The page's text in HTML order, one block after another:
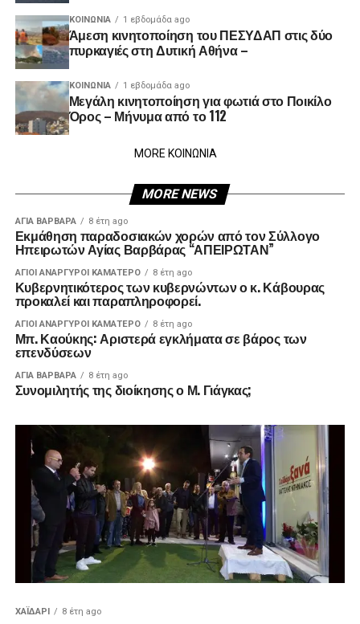
ΚΟΙΝΩΝΊΑ 1 εβδομάδα ago
Άμεση κινητοποίηση του ΠΕΣΥΔΑΠ στις δύο
πυρκαγιές στη Δυτική Αθήνα –
ΚΟΙΝΩΝΊΑ 1 εβδομάδα ago
Μεγάλη κινητοποίηση για φωτιά στο Ποικίλο
Όρος – Μήνυμα από το 112
MORE ΚΟΙΝΩΝΙΑ
MORE NEWS
ΑΓΙΑ ΒΑΡΒΑΡΑ 8 έτη ago
Εκμάθηση παραδοσιακών χορών από τον Σύλλογο
Ηπειρωτών Αγίας Βαρβάρας “ΑΠΕΙΡΩΤΑΝ”
ΑΓΙΟΙ ΑΝΑΡΓΥΡΟΙ ΚΑΜΑΤΕΡΟ 8 έτη ago
Κυβερνητικότερος των κυβερνώντων ο κ. Κάβουρας
προκαλεί και παραπληροφορεί.
ΑΓΙΟΙ ΑΝΑΡΓΥΡΟΙ ΚΑΜΑΤΕΡΟ 8 έτη ago
Μπ. Καούκης: Αριστερά εγκλήματα σε βάρος των
επενδύσεων
ΑΓΙΑ ΒΑΡΒΑΡΑ 8 έτη ago
Συνομιλητής της διοίκησης ο Μ. Γιάγκας;
ΧΑΪΔΑΡΙ 8 έτη ago